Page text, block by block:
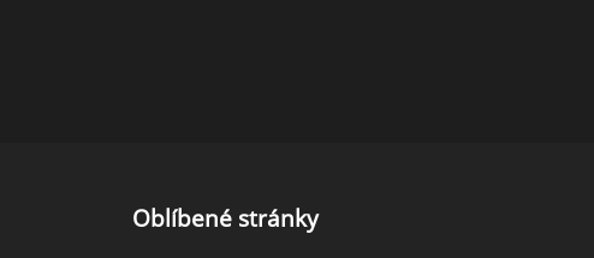
Oblíbené stránky